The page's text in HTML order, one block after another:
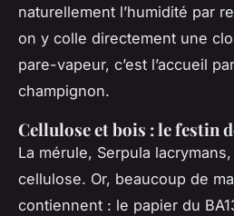
naturellement l’humidité par
on y colle directement une
pare-vapeur, c’est l’accueil
champignon.
Cellulose et bois : le festin
La mérule, Serpula lacrymans
cellulose. Or, beaucoup de
contiennent : le papier du